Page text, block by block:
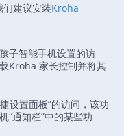
建议安装Kroha
子智能手机设置的访
Kroha 家长控制并将其
设置面板”的访问，该功
“通知栏”中的某些功